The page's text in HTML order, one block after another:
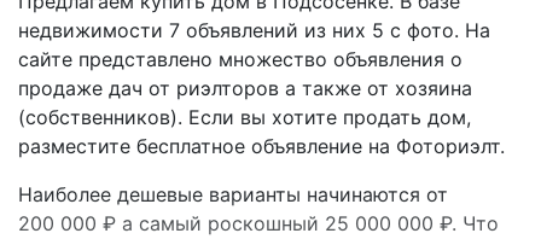
недвижимости 7 объявлений из них 5 с фото. На
сайте представлено множество объявления о
продаже дач от риэлторов а также от хозяина
(собственников). Если вы хотите продать дом,
разместите бесплатное объявление на Фоториэлт.
Наиболее дешевые варианты начинаются от
200 000 ₽ а самый роскошный 25 000 000 ₽. Что